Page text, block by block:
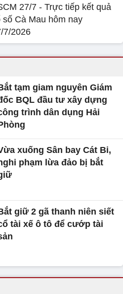
27/7 - Trực tiếp kết quả
số Cà Mau hôm nay
7/2026
tạm giam nguyên Giám
BQL đầu tư xây dựng
trình dân dụng Hải
xuống Sân bay Cát Bi,
phạm lừa đảo bị bắt
giữ 2 gã thanh niên siết
tài xế ô tô để cướp tài